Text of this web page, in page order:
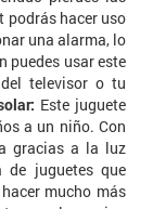
podrás hacer uso
una alarma, lo
puedes usar este
televisor o tu
Este juguete
a un niño. Con
gracias a la luz
juguetes que
mucho más